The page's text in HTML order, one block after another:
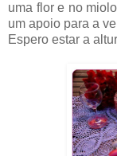
uma flor e no
um apoio para a
Espero estar a